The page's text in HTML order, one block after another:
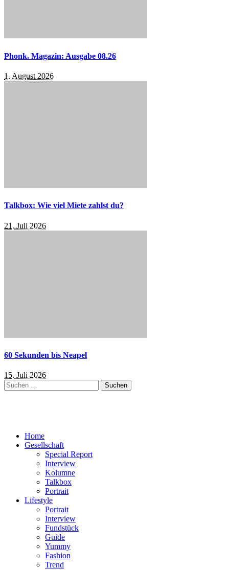
Phonk. Magazin: Ausgabe 08.26
1. August 2026
Talkbox: Wie viel Miete zahlst du?
21. Juli 2026
60 Sekunden bis Neapel
15. Juli 2026
Suchen
nach:
Home
Gesellschaft
Special Report
Interview
Kolumne
Talkbox
Portrait
Lifestyle
Portrait
Interview
Fundstück
Guide
Yummy
Fashion
Trend